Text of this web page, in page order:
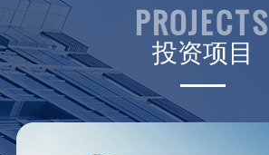
PROJECTS
投资项目